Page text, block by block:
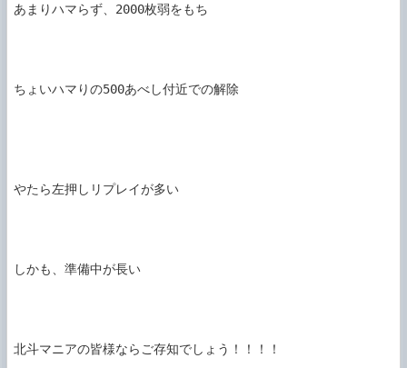
あまりハマらず、2000枚弱をもち
ちょいハマりの500あべし付近での解除
やたら左押しリプレイが多い
しかも、準備中が長い
北斗マニアの皆様ならご存知でしょう！！！！